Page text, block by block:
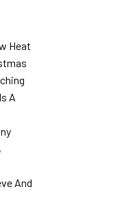
Heat
A
And